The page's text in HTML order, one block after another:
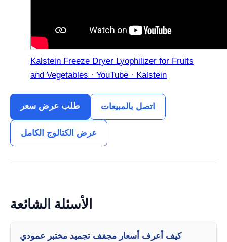
Kalstein Freeze Dryer Lyophilizer for Fruits
and Vegetables · YouTube · Kalstein
طلب عرض سعر اتصل بالمبيعات
عرض الكتالوج الكامل
الأسئلة الشائعة
كيف أعرف أسعار مجفف تجميد مختبر عمودي